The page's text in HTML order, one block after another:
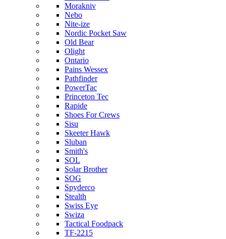
Morakniv
Nebo
Nite-ize
Nordic Pocket Saw
Old Bear
Olight
Ontario
Pains Wessex
Pathfinder
PowerTac
Princeton Tec
Rapide
Shoes For Crews
Sisu
Skeeter Hawk
Sluban
Smith's
SOL
Solar Brother
SOG
Spyderco
Stealth
Swiss Eye
Swiza
Tactical Foodpack
TF-2215